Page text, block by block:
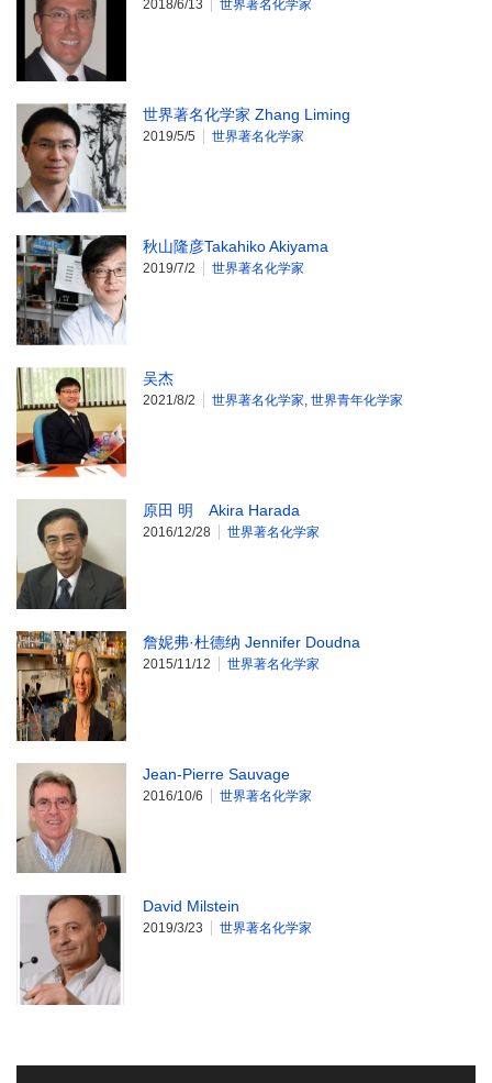
2018/6/13 世界著名化学家
世界著名化学家 Zhang Liming
2019/5/5 世界著名化学家
秋山隆彦Takahiko Akiyama
2019/7/2 世界著名化学家
吴杰
2021/8/2 世界著名化学家, 世界青年化学家
原田 明 Akira Harada
2016/12/28 世界著名化学家
詹妮弗·杜德纳 Jennifer Doudna
2015/11/12 世界著名化学家
Jean-Pierre Sauvage
2016/10/6 世界著名化学家
David Milstein
2019/3/23 世界著名化学家